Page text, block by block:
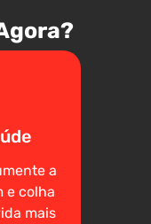
a
e colha
mais